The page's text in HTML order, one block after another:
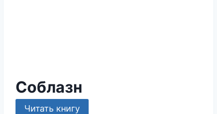
Соблазн
Читать книгу